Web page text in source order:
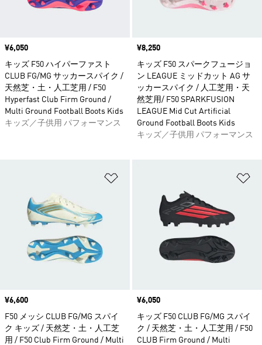
価格
¥6,050
キッズ F50 ハイパーファスト
CLUB FG/MG サッカースパイク /
天然芝・土・人工芝用 / F50
Hyperfast Club Firm Ground /
Multi Ground Football Boots Kids
キッズ／子供用 パフォーマンス
価格
¥8,250
キッズ F50 スパークフュージョ
ン LEAGUE ミッドカット AG サ
ッカースパイク / 人工芝用・天
然芝用/ F50 SPARKFUSION
LEAGUE Mid Cut Artificial
Ground Football Boots Kids
キッズ／子供用 パフォーマンス
価格
¥6,600
F50 メッシ CLUB FG/MG スパイ
ク キッズ / 天然芝・土・人工芝
用 / F50 Club Firm Ground / Multi
価格
¥6,050
キッズ F50 CLUB FG/MG スパイ
ク / 天然芝・土・人工芝用 / F50
CLUB Firm Ground / Multi